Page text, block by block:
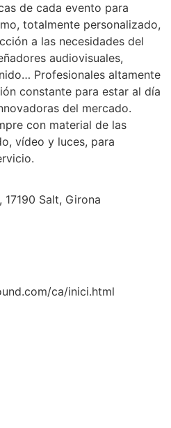
de cada evento para
totalmente personalizado,
a las necesidades del
audiovisuales,
Profesionales altamente
constante para estar al día
del mercado.
con material de las
vídeo y luces, para
17190 Salt, Girona
ca/inici.html